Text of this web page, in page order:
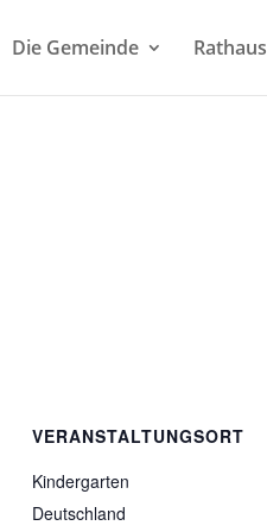
Die Gemeinde Rathaus
VERANSTALTUNGSORT
Kindergarten
Deutschland